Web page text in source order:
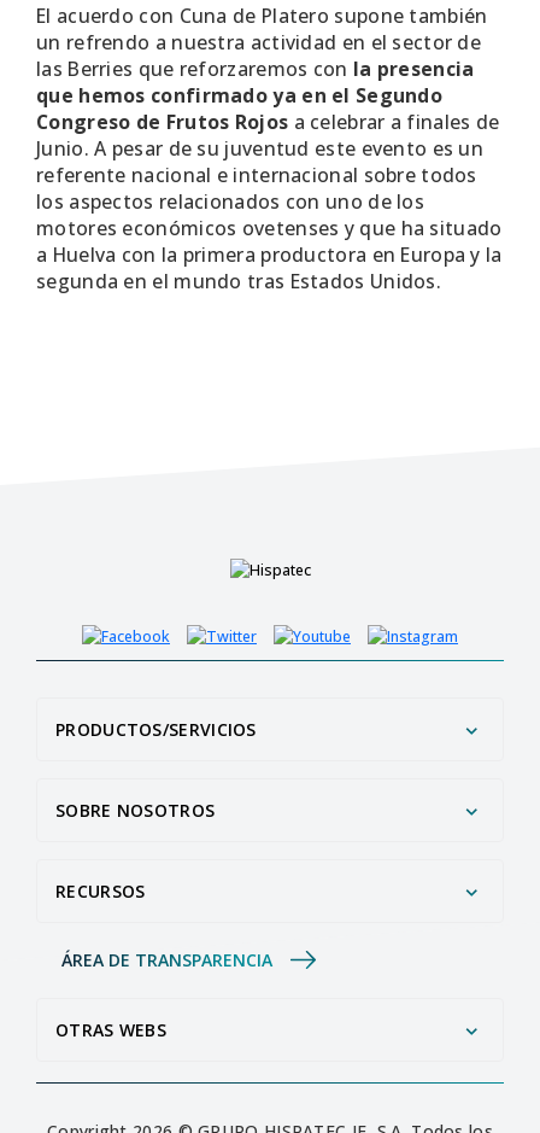
El acuerdo con Cuna de Platero supone también
un refrendo a nuestra actividad en el sector de
las Berries que reforzaremos con la presencia
que hemos confirmado ya en el Segundo
Congreso de Frutos Rojos a celebrar a finales de
Junio. A pesar de su juventud este evento es un
referente nacional e internacional sobre todos
los aspectos relacionados con uno de los
motores económicos ovetenses y que ha situado
a Huelva con la primera productora en Europa y la
segunda en el mundo tras Estados Unidos.
PRODUCTOS/SERVICIOS
SOBRE NOSOTROS
RECURSOS
ÁREA DE TRANSPARENCIA
OTRAS WEBS